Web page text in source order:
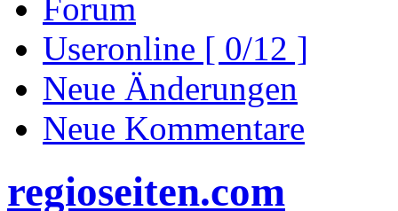
Forum
Useronline [ 0/12 ]
Neue Änderungen
Neue Kommentare
regioseiten.com